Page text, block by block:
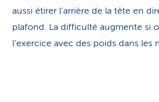
aussi étirer l’arrière de la tête en
plafond. La difficulté augmente si
l’exercice avec des poids dans les